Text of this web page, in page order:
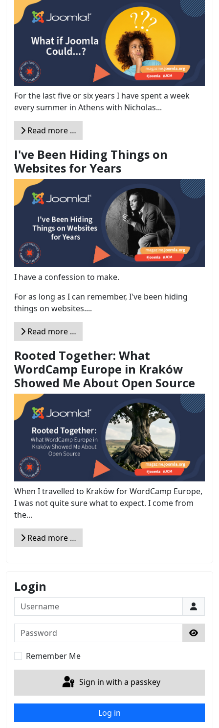
For the last five or six years I have spent a week
every summer in Athens with Nicholas...
Read more …
I've Been Hiding Things on
Websites for Years
I have a confession to make.
For as long as I can remember, I've been hiding
things on websites....
Read more …
Rooted Together: What
WordCamp Europe in Kraków
Showed Me About Open Source
When I travelled to Kraków for WordCamp Europe,
I was not quite sure what to expect. I come from
the...
Read more …
Login
Username
Password
Show
Remember Me
Sign in with a passkey
Log in